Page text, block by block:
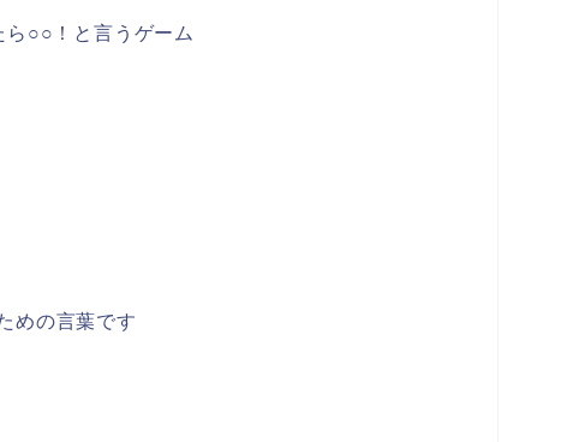
ら○○！と言うゲーム
めの言葉です